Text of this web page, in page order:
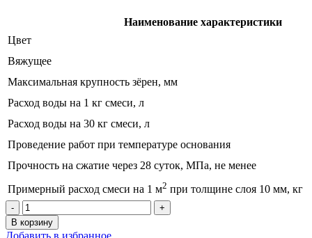
Наименование характеристики
Цвет
Вяжущее
Максимальная крупность зёрен, мм
Расход воды на 1 кг смеси, л
Расход воды на 30 кг смеси, л
Проведение работ при температуре основания
Прочность на сжатие через 28 суток, МПа, не менее
Примерный расход смеси на 1 м2 при толщине слоя 10 мм, кг
Количество
товара
Универсальная
В корзину
Добавить в избранное